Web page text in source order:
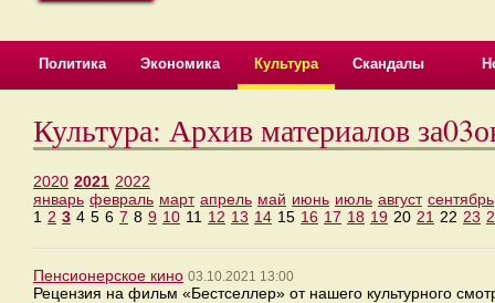
Политика Экономика Культура Скандалы
Культура: Архив материалов
2020 2021 2022
январь февраль март апрель май июнь июль август сентябрь
1 2 3 4 5 6 7 8 9 10 11 12 13 14 15 16 17 18 19 20 21 22 23
Пенсионерское кино 03.10.2021 13:00
Рецензия на фильм «Бестселлер» от нашего культурного